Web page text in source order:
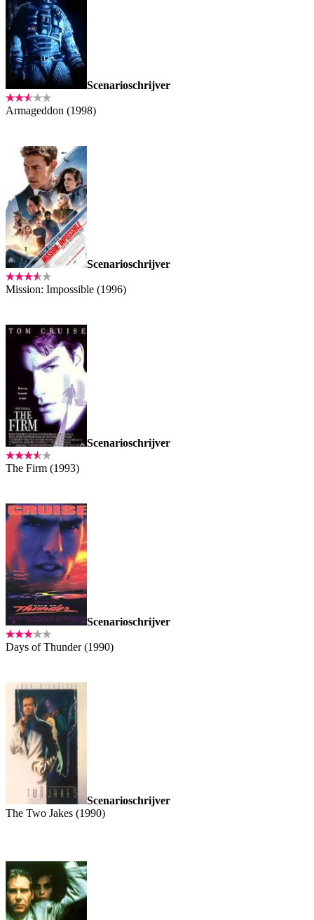
Scenarioschrijver
Armageddon (1998)
Scenarioschrijver
Mission: Impossible (1996)
Scenarioschrijver
The Firm (1993)
Scenarioschrijver
Days of Thunder (1990)
Scenarioschrijver
The Two Jakes (1990)